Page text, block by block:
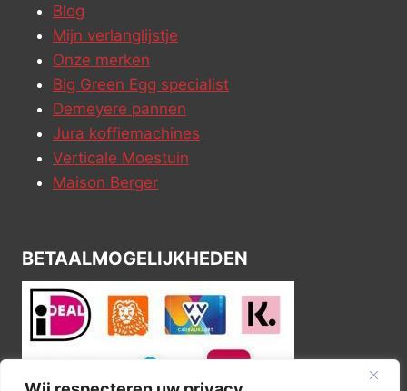
Blog
Mijn verlanglijstje
Onze merken
Big Green Egg specialist
Demeyere pannen
Jura koffiemachines
Verticale Moestuin
Maison Berger
BETAALMOGELIJKHEDEN